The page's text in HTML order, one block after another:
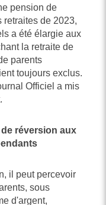
pension de
retraites de 2023,
a été élargie aux
la retraite de
parents
toujours exclus.
Officiel a mis
réversion aux
il peut percevoir
sous
d'argent,